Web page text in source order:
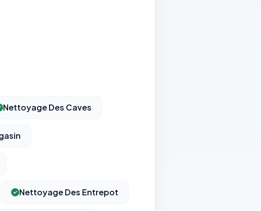
Nettoyage Des Caves
Nettoyage Des Entrepot